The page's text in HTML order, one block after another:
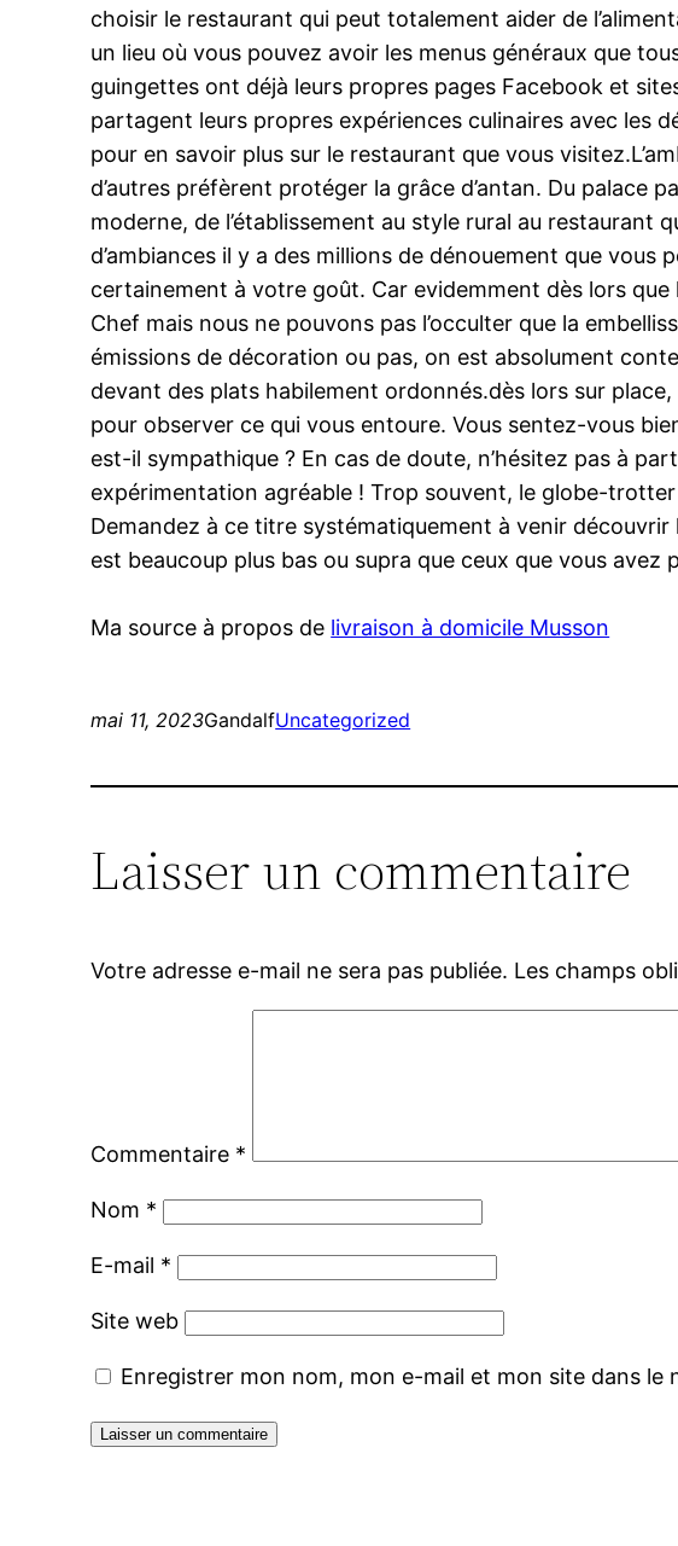
choisir le restaurant qui peut totalement aider de
un lieu où vous pouvez avoir les menus généraux que
guingettes ont déjà leurs propres pages Facebook et
partagent leurs propres expériences culinaires avec les
pour en savoir plus sur le restaurant que vous
d’autres préfèrent protéger la grâce d’antan. Du palace
moderne, de l’établissement au style rural au restaurant
d’ambiances il y a des millions de dénouement que
certainement à votre goût. Car evidemment dès lors que
Chef mais nous ne pouvons pas l’occulter que la
émissions de décoration ou pas, on est absolument
devant des plats habilement ordonnés.dès lors sur
pour observer ce qui vous entoure. Vous sentez-vous
est-il sympathique ? En cas de doute, n’hésitez pas à
expérimentation agréable ! Trop souvent, le globe-
Demandez à ce titre systématiquement à venir
est beaucoup plus bas ou supra que ceux que vous
Ma source à propos de livraison à domicile Musson
mai 11, 2023GandalfUncategorized
Laisser un commentaire
Votre adresse e-mail ne sera pas publiée. Les champs
Commentaire *
Nom *
E-mail *
Site web
Enregistrer mon nom, mon e-mail et mon site dans